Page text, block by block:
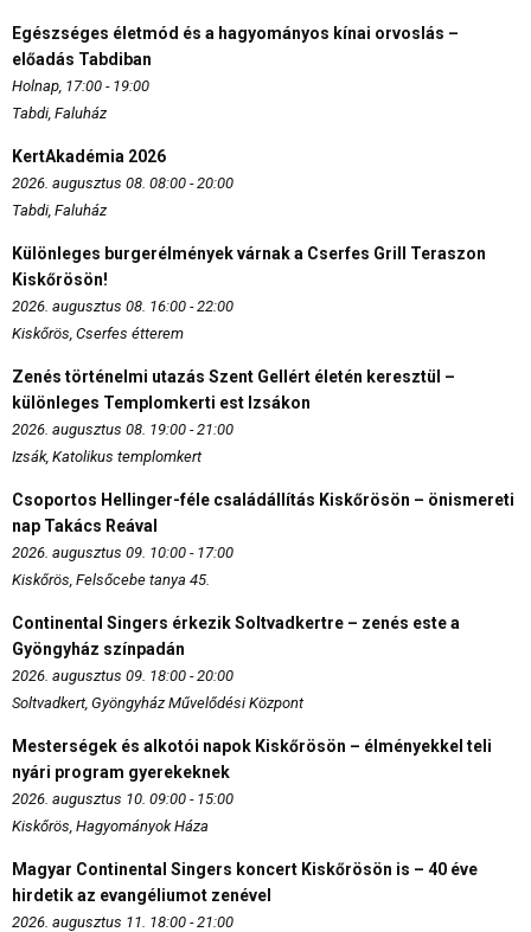
Egészséges életmód és a hagyományos kínai orvoslás –
előadás Tabdiban
Holnap, 17:00 - 19:00
Tabdi, Faluház
KertAkadémia 2026
2026. augusztus 08. 08:00 - 20:00
Tabdi, Faluház
Különleges burgerélmények várnak a Cserfes Grill Teraszon
Kiskőrösön!
2026. augusztus 08. 16:00 - 22:00
Kiskőrös, Cserfes étterem
Zenés történelmi utazás Szent Gellért életén keresztül –
különleges Templomkerti est Izsákon
2026. augusztus 08. 19:00 - 21:00
Izsák, Katolikus templomkert
Csoportos Hellinger-féle családállítás Kiskőrösön – önismereti
nap Takács Reával
2026. augusztus 09. 10:00 - 17:00
Kiskőrös, Felsőcebe tanya 45.
Continental Singers érkezik Soltvadkertre – zenés este a
Gyöngyház színpadán
2026. augusztus 09. 18:00 - 20:00
Soltvadkert, Gyöngyház Művelődési Központ
Mesterségek és alkotói napok Kiskőrösön – élményekkel teli
nyári program gyerekeknek
2026. augusztus 10. 09:00 - 15:00
Kiskőrös, Hagyományok Háza
Magyar Continental Singers koncert Kiskőrösön is – 40 éve
hirdetik az evangéliumot zenével
2026. augusztus 11. 18:00 - 21:00